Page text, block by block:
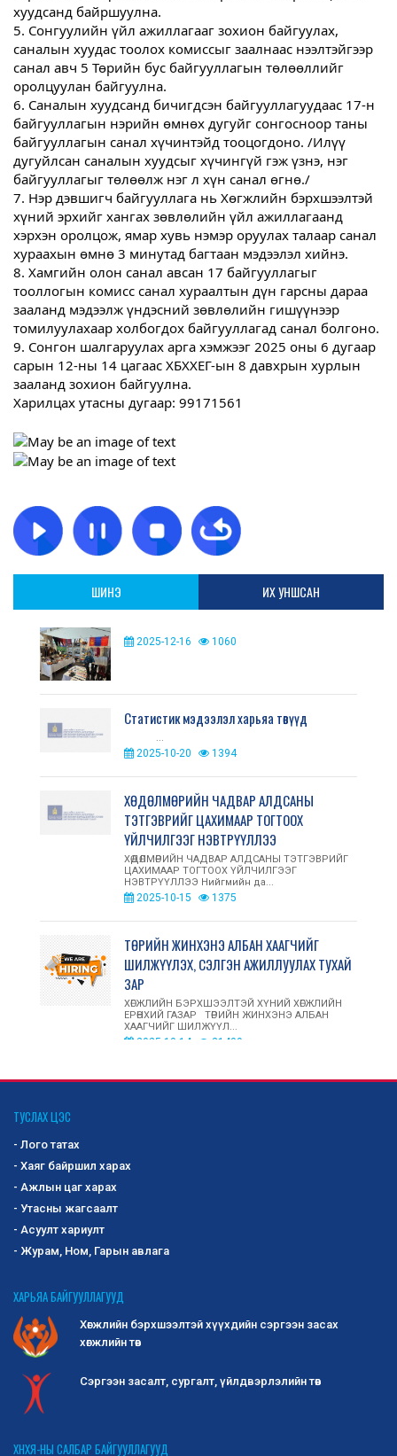
хуудсанд байршуулна.
5. Сонгуулийн үйл ажиллагааг зохион байгуулах,
саналын хуудас тоолох комиссыг заалнаас нээлтэйгээр
санал авч 5 Төрийн бус байгууллагын төлөөллийг
оролцуулан байгуулна.
6. Саналын хуудсанд бичигдсэн байгууллагуудаас 17-н
байгууллагын нэрийн өмнөх дугуйг сонгосноор таны
байгууллагын санал хүчинтэйд тооцогдоно. /Илүү
дугуйлсан саналын хуудсыг хүчингүй гэж үзнэ, нэг
байгууллагыг төлөөлж нэг л хүн санал өгнө./
7. Нэр дэвшигч байгууллага нь Хөгжлийн бэрхшээлтэй
хүний эрхийг хангах зөвлөлийн үйл ажиллагаанд
хэрхэн оролцож, ямар хувь нэмэр оруулах талаар санал
хураахын өмнө 3 минутад багтаан мэдээлэл хийнэ.
8. Хамгийн олон санал авсан 17 байгууллагыг
тооллогын комисс санал хураалтын дүн гарсны дараа
зааланд мэдээлж үндэсний зөвлөлийн гишүүнээр
томилуулахаар холбогдох байгууллагад санал болгоно.
9. Сонгон шалгаруулах арга хэмжээг 2025 оны 6 дугаар
сарын 12-ны 14 цагаас ХБХХЕГ-ын 8 давхрын хурлын
зааланд зохион байгуулна.
Харилцах утасны дугаар: 99171561
ШИНЭ ИХ УНШСАН
2025-12-16 1060
Статистик мэдээлэл харьяа төвүүд
...
2025-10-20 1394
ХӨДӨЛМӨРИЙН ЧАДВАР АЛДСАНЫ
ТЭТГЭВРИЙГ ЦАХИМААР ТОГТООХ
ҮЙЛЧИЛГЭЭГ НЭВТРҮҮЛЛЭЭ
ХӨДӨЛМӨРИЙН ЧАДВАР АЛДСАНЫ ТЭТГЭВРИЙГ
ЦАХИМААР ТОГТООХ ҮЙЛЧИЛГЭЭГ
НЭВТРҮҮЛЛЭЭ Нийгмийн да...
2025-10-15 1375
ТӨРИЙН ЖИНХЭНЭ АЛБАН ХААГЧИЙГ
ШИЛЖҮҮЛЭХ, СЭЛГЭН АЖИЛЛУУЛАХ ТУХАЙ
ЗАР
ХӨГЖЛИЙН БЭРХШЭЭЛТЭЙ ХҮНИЙ ХӨГЖЛИЙН
ЕРӨНХИЙ ГАЗАР ТӨРИЙН ЖИНХЭНЭ АЛБАН
ХААГЧИЙГ ШИЛЖҮҮЛ...
2025-10-14 21409
ҮЗЭСГЭЛЭН ХУДАЛДААНД ОРОЛЦУУЛАХ
БҮТЭЭГДЭХҮҮНИЙГ СОНГОН ШАЛГАРУУЛАХ ЗАР
Хөгжлийн бэрхшээлтэй иргэд, асран
бүтээгдэхүүнийг сонго...
-Сангийн сайдын 2019 оны 295 дугаар
хавсралт Маягт 3-02
2025-10-01 1309
09-р сарын 22: "Сонсголгүй иргэдийн манлайлал
ТУСЛАХ ЦЭС
- Лого татах
- Хаяг байршил харах
- Ажлын цаг харах
- Утасны жагсаалт
- Асуулт хариулт
- Журам, Ном, Гарын авлага
ХАРЬЯА БАЙГУУЛЛАГУУД
Хөгжлийн бэрхшээлтэй хүүхдийн сэргээн засах
хөгжлийн төв
Сэргээн засалт, сургалт, үйлдвэрлэлийн төв
ХНХЯ-НЫ САЛБАР БАЙГУУЛЛАГУУД